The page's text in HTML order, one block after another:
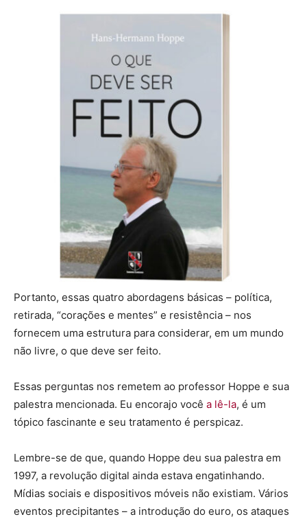
Portanto, essas quatro abordagens básicas – política,
retirada, “corações e mentes” e resistência – nos
fornecem uma estrutura para considerar, em um mundo
não livre, o que deve ser feito.
Essas perguntas nos remetem ao professor Hoppe e sua
palestra mencionada. Eu encorajo você a lê-la, é um
tópico fascinante e seu tratamento é perspicaz.
Lembre-se de que, quando Hoppe deu sua palestra em
1997, a revolução digital ainda estava engatinhando.
Mídias sociais e dispositivos móveis não existiam. Vários
eventos precipitantes – a introdução do euro, os ataques